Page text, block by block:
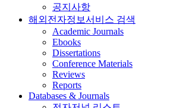
공지사항
해외전자정보서비스 검색
Academic Journals
Ebooks
Dissertations
Conference Materials
Reviews
Reports
Databases & Journals